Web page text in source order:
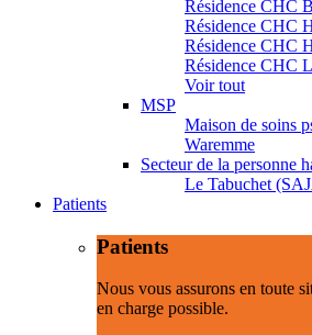
Résidence CHC
Résidence CHC
Résidence CHC
Résidence CHC
Voir tout
MSP
Maison de soins
Waremme
Secteur de la personne
Le Tabuchet
Patients
Patients
Nous vous assurons en toute
en charge possible.